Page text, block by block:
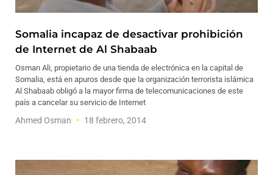
Somalia incapaz de desactivar prohibición
de Internet de Al Shabaab
Osman Ali, propietario de una tienda de electrónica en la capital de
Somalia, está en apuros desde que la organización terrorista islámica
Al Shabaab obligó a la mayor firma de telecomunicaciones de este
país a cancelar su servicio de Internet
Ahmed Osman 18 febrero, 2014